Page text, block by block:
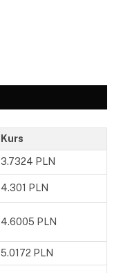
Kurs
3.7324 PLN
4.301 PLN
4.6005 PLN
5.0172 PLN